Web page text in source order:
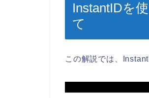
InstantIDを
て
この解説では、